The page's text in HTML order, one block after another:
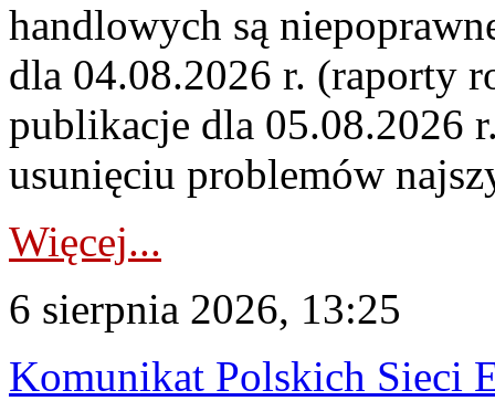
handlowych są
dla 04.08.2026 r. (raporty
publikacje dla 05.08.2026
usunięciu problemów
Więcej...
6 sierpnia 2026, 13:25
Komunikat Polskich Sieci